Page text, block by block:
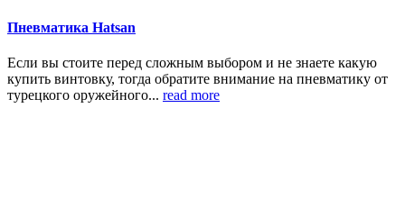
Пневматика Hatsan
Если вы стоите перед сложным выбором и не знаете какую
купить винтовку, тогда обратите внимание на пневматику от
турецкого оружейного... read more